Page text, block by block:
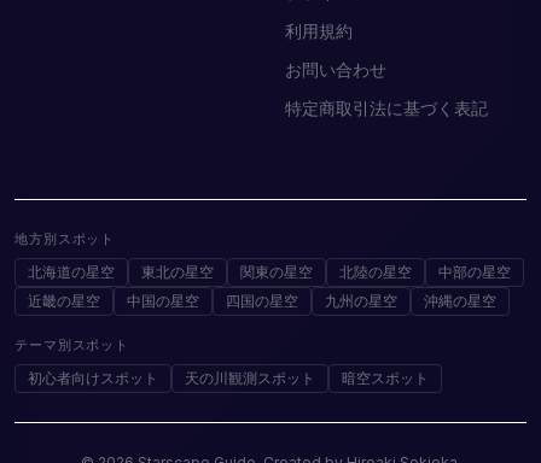
利用規約
お問い合わせ
特定商取引法に基づく表記
地方別スポット
北海道の星空 東北の星空 関東の星空 北陸の星空
中部の星空
近畿の星空
中国の星空 四国の星空 九州の星空 沖縄の星空
テーマ別スポット
初心者向けスポット 天の川観測スポット 暗空スポット